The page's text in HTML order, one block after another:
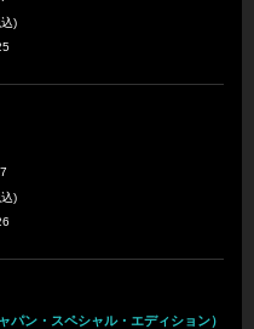
)
)
パン・スペシャル・エディション）